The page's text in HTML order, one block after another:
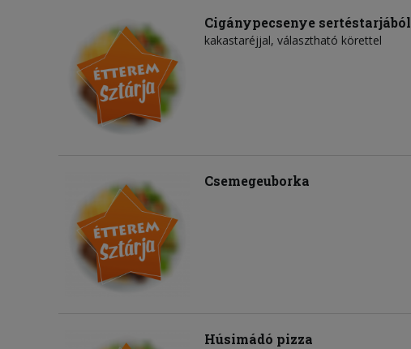
Cigánypecsenye sertéstarjából
kakastaréjjal, választható körettel
Csemegeuborka
Húsimádó pizza